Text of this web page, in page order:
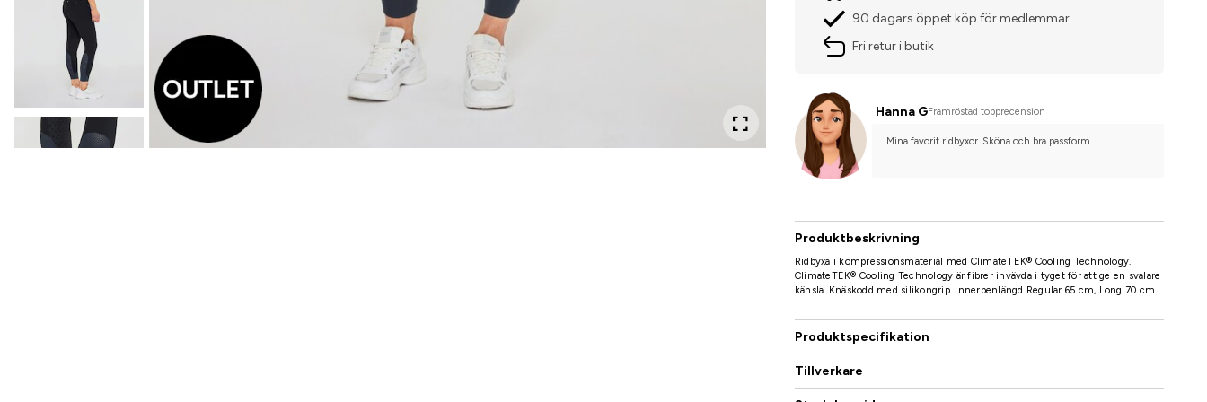
90 dagars öppet köp för medlemmar
Fri retur i butik
Hanna GFramröstad topprecension
Mina favorit ridbyxor. Sköna och bra passform.
Produktbeskrivning
Ridbyxa i kompressionsmaterial med ClimateTEK® Cooling Technology.
ClimateTEK® Cooling Technology är fibrer invävda i tyget för att ge en svalare
känsla. Knäskodd med silikongrip. Innerbenlängd Regular 65 cm, Long 70 cm.
Produktspecifikation
Tillverkare